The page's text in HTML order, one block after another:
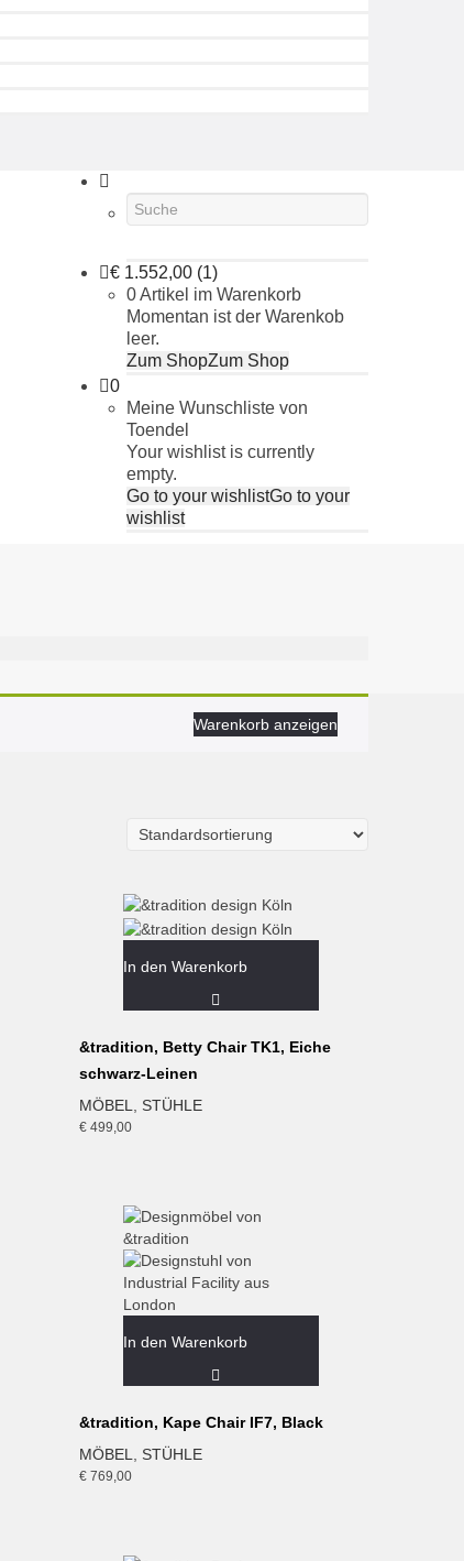
€ 1.552,00 (1)
0 Artikel im Warenkorb
Momentan ist der Warenkob
leer.
Zum ShopZum Shop
0
Meine Wunschliste von
Toendel
Your wishlist is currently
empty.
Go to your wishlistGo to your
wishlist
Warenkorb anzeigen
In den Warenkorb
&tradition, Betty Chair TK1, Eiche
schwarz-Leinen
MÖBEL
STÜHLE
€ 499,00
In den Warenkorb
&tradition, Kape Chair IF7, Black
MÖBEL, STÜHLE
€ 769,00